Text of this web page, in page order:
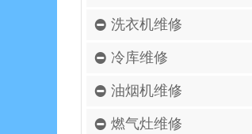
洗衣机维修
冷库维修
油烟机维修
燃气灶维修